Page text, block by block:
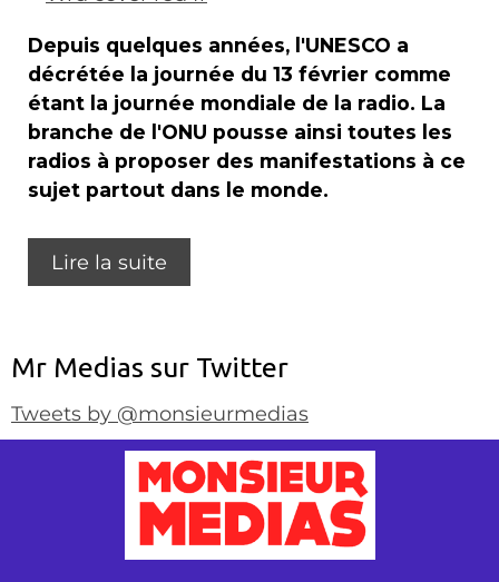
Depuis quelques années, l'UNESCO a
décrétée la journée du 13 février comme
étant la journée mondiale de la radio. La
branche de l'ONU pousse ainsi toutes les
radios à proposer des manifestations à ce
sujet partout dans le monde.
Lire la suite
Mr Medias sur Twitter
Tweets by @monsieurmedias